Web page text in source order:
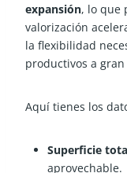
expansión, lo que
valorización
la flexibilidad
productivos a gran
Aquí tienes los
Superficie
aprovechable.